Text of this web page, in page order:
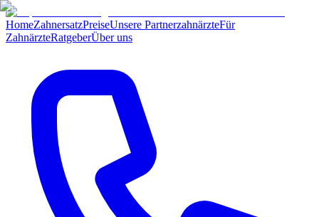
HomeZahnersatzPreiseUnsere PartnerzahnärzteFür
ZahnärzteRatgeberÜber uns